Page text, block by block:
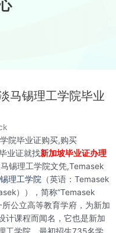
马锡理工学院毕业
院毕业证购买,购买
业证就找新加坡毕业证办理
锡理工学院文凭,Temasek
理工学院 （英语：Temasek
）），简称“Temasek
公立高等教育学府，为新加
计课程而闻名，它也是新加